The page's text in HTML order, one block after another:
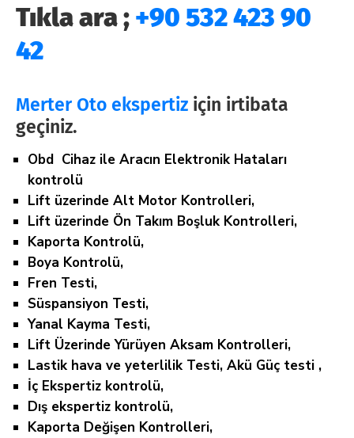
Tıkla ara ; +90 532 423 90
42
Merter Oto ekspertiz için irtibata
geçiniz.
Obd Cihaz ile Aracın Elektronik Hataları
kontrolü
Lift üzerinde Alt Motor Kontrolleri,
Lift üzerinde Ön Takım Boşluk Kontrolleri,
Kaporta Kontrolü,
Boya Kontrolü,
Fren Testi,
Süspansiyon Testi,
Yanal Kayma Testi,
Lift Üzerinde Yürüyen Aksam Kontrolleri,
Lastik hava ve yeterlilik Testi, Akü Güç testi ,
İç Ekspertiz kontrolü,
Dış ekspertiz kontrolü,
Kaporta Değişen Kontrolleri,